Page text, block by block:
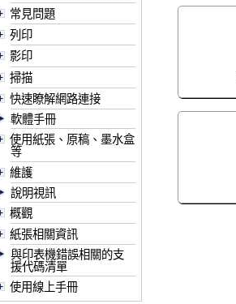
常見問題
列印
影印
掃描
快速瞭解網路連接
軟體手冊
使用紙張、原稿、墨水盒
等
維護
說明視訊
概觀
紙張相關資訊
與印表機錯誤相關的支
援代碼清單
使用線上手冊